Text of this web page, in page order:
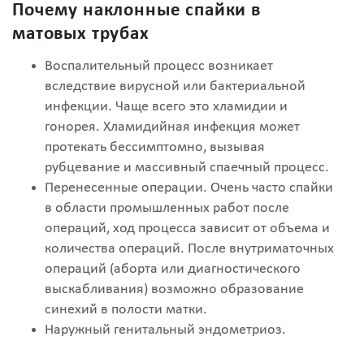
Почему наклонные спайки в
матовых трубах
Воспалительный процесс возникает
вследствие вирусной или бактериальной
инфекции. Чаще всего это хламидии и
гонорея. Хламидийная инфекция может
протекать бессимптомно, вызывая
рубцевание и массивный спаечный процесс.
Перенесенные операции. Очень часто спайки
в области промышленных работ после
операций, ход процесса зависит от объема и
количества операций. После внутриматочных
операций (аборта или диагностического
выскабливания) возможно образование
синехий в полости матки.
Наружный генитальный эндометриоз.